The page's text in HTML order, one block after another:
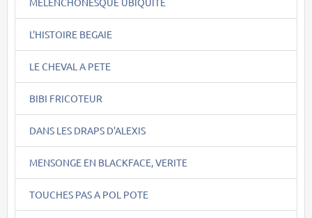
L'HISTOIRE BEGAIE
LE CHEVAL A PETE
BIBI FRICOTEUR
DANS LES DRAPS D'ALEXIS
MENSONGE EN BLACKFACE, VERITE
TOUCHES PAS A POL POTE